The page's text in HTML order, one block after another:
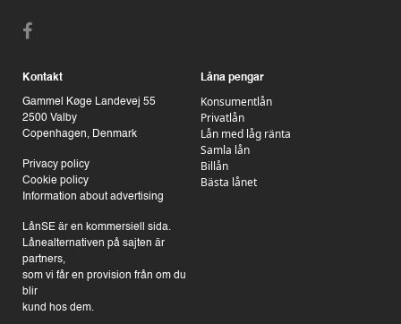
Kontakt
Gammel Køge Landevej 55
2500 Valby
Copenhagen, Denmark
Privacy policy
Cookie policy
Information about advertising
LånSE är en kommersiell sida.
Lånealternativen på sajten är
partners,
som vi får en provision från om du
blir
kund hos dem.
Låna pengar
Konsumentlån
Privatlån
Lån med låg ränta
Samla lån
Billån
Bästa lånet